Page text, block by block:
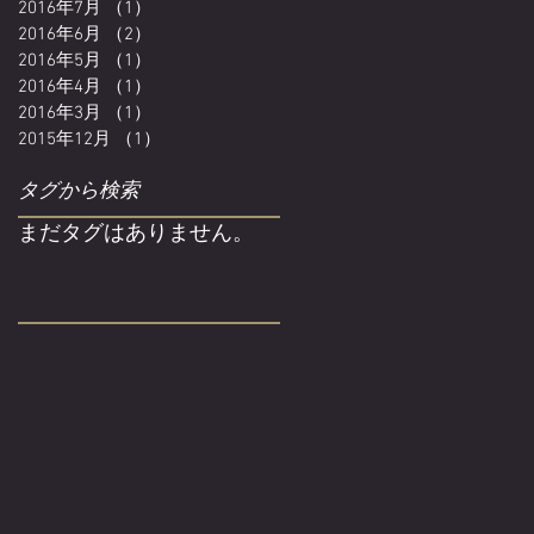
2016年7月
（1）
2016年6月
（2）
2016年5月
（1）
2016年4月
（1）
2016年3月
（1）
2015年12月
（1）
タグから検索
まだタグはありません。